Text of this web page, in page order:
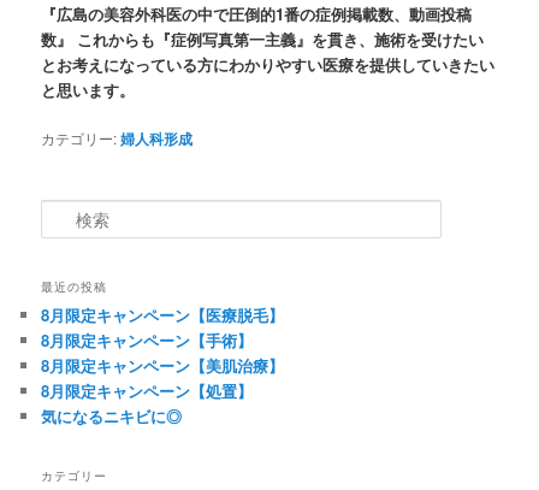
『広島の美容外科医の中で圧倒的1番の症例掲載数、動画投稿
数』 これからも『症例写真第一主義』を貫き、施術を受けたい
とお考えになっている方にわかりやすい医療を提供していきたい
と思います。
カテゴリー:婦人科形成
最近の投稿
8月限定キャンペーン【医療脱毛】
8月限定キャンペーン【手術】
8月限定キャンペーン【美肌治療】
8月限定キャンペーン【処置】
気になるニキビに◎
カテゴリー